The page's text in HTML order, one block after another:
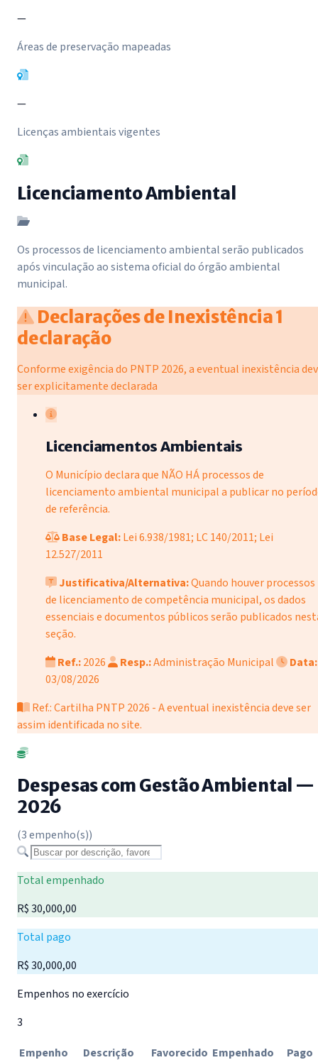
—
Áreas de preservação mapeadas
—
Licenças ambientais vigentes
Licenciamento Ambiental
Os processos de licenciamento ambiental serão publicados
após vinculação ao sistema oficial do órgão ambiental
municipal.
Declarações de Inexistência1
declaração
Conforme exigência do PNTP 2026, a eventual inexistência
ser explicitamente declarada
Licenciamentos Ambientais
O Município declara que NÃO HÁ processos de
licenciamento ambiental municipal a publicar no
de referência.
Base Legal:Lei 6.938/1981; LC 140/2011; Lei
12.527/2011
Justificativa/Alternativa:Quando houver processos
de licenciamento de competência municipal, os dados
essenciais e documentos públicos serão publicados
seção.
Ref.:2026 Resp.:Administração Municipal
Data:
03/08/2026
Ref.: Cartilha PNTP 2026 - A eventual inexistência deve ser
assim identificada no site.
Despesas com Gestão Ambiental —
2026
(3 empenho(s))
Buscar despesa
Total empenhado
R$ 30,000,00
Total pago
R$ 30,000,00
Empenhos no exercício
3
Empenho
Descrição Favorecido Empenhado Pago